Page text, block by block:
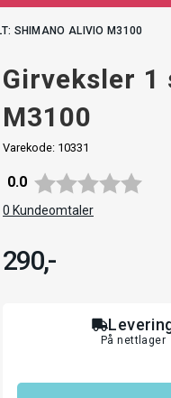
SHIMANO ALIVIO M3100
Girveksler
M3100
Varekode: 10331
Gjennomsnittskarakter:
0.0
0 Kundeomtaler
290,-
På nettlager